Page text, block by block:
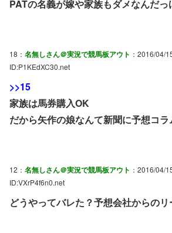
PATの名義が嫁や家族もダメなんだっ
18： 名無しさん＠実況で競馬板アウト ：2016/04/
ID:P1KEdXC30.net
>>15
家族は馬券購入OK
だから矢作の娘なんて新聞に予想コ
12： 名無しさん＠実況で競馬板アウト ：2016/04/
ID:VXrP4f6n0.net
どうやってバレた？予想会社からの